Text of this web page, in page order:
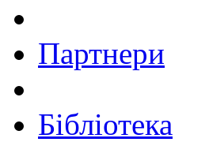
Партнери
Бібліотека